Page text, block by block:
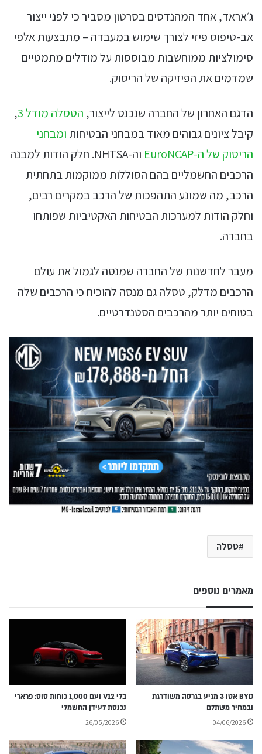
ג׳אראד, אחד המהנדסים בסרטון מסביר כי לפני ייצור
אב-טיפוס פיזי לצורך שימוש במעבדה – מתבצעות אלפי
סימולציות ממוחשבות מבוססות על מודלים מתמטיים
שמדמים את הפיזיקה של הריסוק.
הדגם האחרון של החברה שנכנס לייצור, הטסלה מודל 3 ,
קיבל ציונים גבוהים מאוד במבחני הבטיחות ומבחני
הריסוק של ה-EuroNCAP
וה-NHTSA. חלק הודות למבנה
הרכבים החשמליים בהם הסוללות ממוקמות בתחתית
הרכב, מה שמונע התהפכות של הרכב במקרים רבים,
וחלק הודות למערכות הבטיחות האקטיביות שפותחו
בחברה.
מעבר לחדשנות של החברה שמנסה לגמול את עולם
הרכבים מדלק, טסלה גם מנסה להוכיח כי הרכבים שלה
בטוחים יותר מהרכבים הסטנדרטיים.
טסלה
מאמרים נוספים
BYD אטו 3 מגיע בגרסה משודרגת
ובמחיר משתלם
04/06/2026
בלי V12 ועם 1,000 כוחות סוס: פרארי
נכנסת לעידן החשמלי
26/05/2026